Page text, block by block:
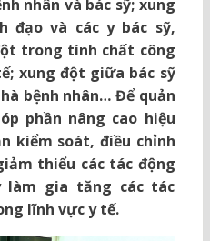
nhân và bác sỹ; xung
đạo và các y bác sỹ,
trong tính chất công
xung đột giữa bác sỹ
bệnh nhân… Để quản
phần nâng cao hiệu
kiểm soát, điều chỉnh
thiểu các tác động
làm gia tăng các tác
lĩnh vực y tế.